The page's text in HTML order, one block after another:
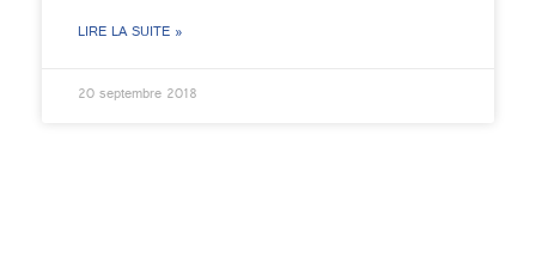
LIRE LA SUITE »
20 septembre 2018